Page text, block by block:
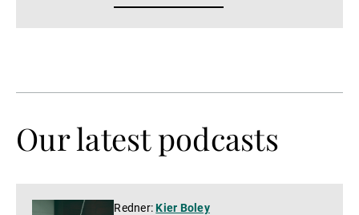
Our latest podcasts
Redner:Kier Boley